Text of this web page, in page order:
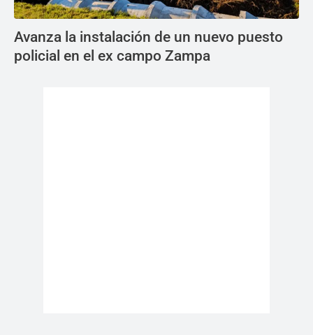
Avanza la instalación de un nuevo puesto
policial en el ex campo Zampa